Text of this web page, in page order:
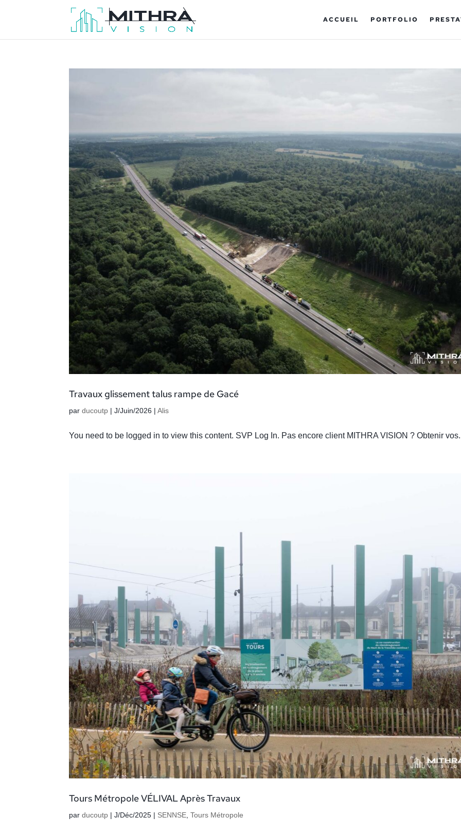
ACCUEIL PORTFOLIO
Travaux glissement talus rampe de Gacé
parducoutp |J/Juin/2026 |Alis
You need to be logged in to view this content. SVP Log In. Pas encore client MITHRA VISION ? Obtenir
Tours Métropole VÉLIVAL Après Travaux
parducoutp |J/Déc/2025 | SENNSE,Tours Métropole